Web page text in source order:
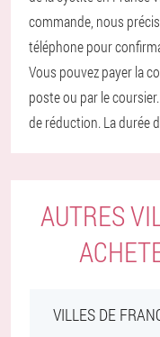
commande, nous
téléphone pour
Vous pouvez payer la
poste ou par le
de réduction. La durée
AUTRES
VILLES DE